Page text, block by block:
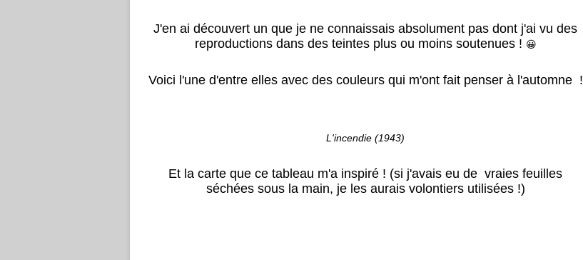
J'en ai découvert un que je ne connaissais absolument pas dont j'ai vu des
reproductions dans des teintes plus ou moins soutenues ! 😀
Voici l'une d'entre elles avec des couleurs qui m'ont fait penser à l'automne !
L'incendie (1943)
Et la carte que ce tableau m'a inspiré ! (si j'avais eu de vraies feuilles
séchées sous la main, je les aurais volontiers utilisées !)